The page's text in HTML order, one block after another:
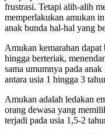
frustrasi. Tetapi alih-alih
memperlakukan amukan
anak bunda hal-hal yang
Amukan kemarahan
hingga berteriak,
sama umumnya pada
antara usia 1 hingga 3
Amukan adalah ledakan
orang dewasa yang
terjadi pada usia 1,5-2